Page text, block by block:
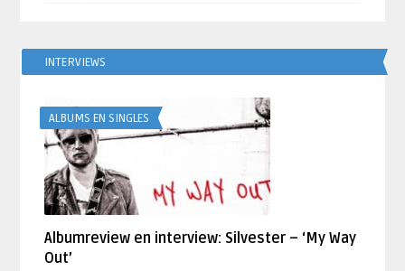
INTERVIEWS
ALBUMS EN SINGLES
Albumreview en interview: Silvester – ‘My Way
Out’